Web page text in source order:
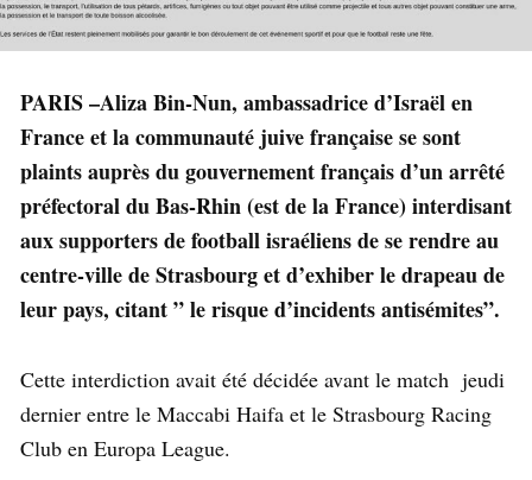
PARIS –Aliza Bin-Nun, ambassadrice d’Israël en
France et la communauté juive française se sont
plaints auprès du gouvernement français d’un arrêté
préfectoral du Bas-Rhin (est de la France) interdisant
aux supporters de football israéliens de se rendre au
centre-ville de Strasbourg et d’exhiber le drapeau de
leur pays, citant ” le risque d’incidents antisémites”.
Cette interdiction avait été décidée avant le match jeudi
dernier entre le Maccabi Haifa et le Strasbourg Racing
Club en Europa League.